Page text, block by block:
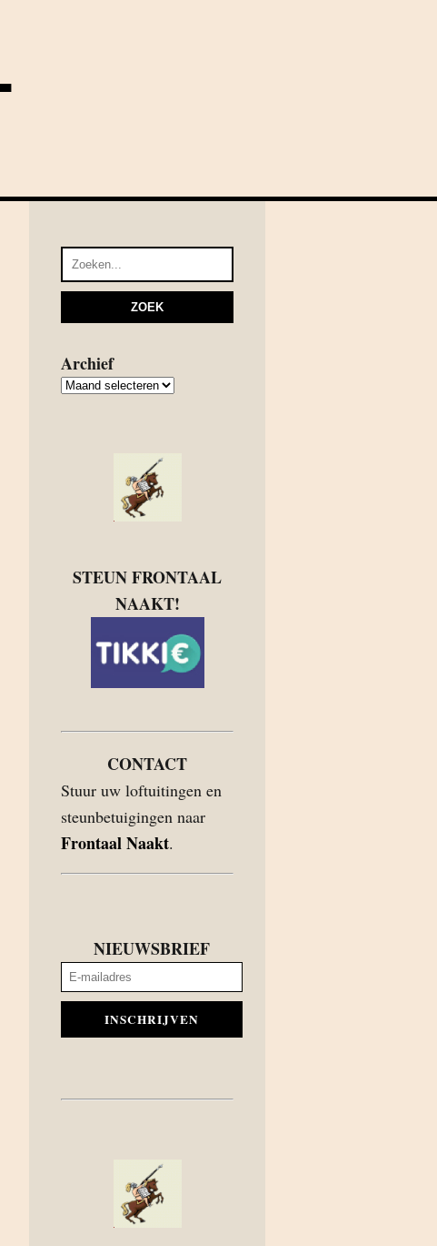
Archief
Archief
STEUN FRONTAAL
NAAKT!
CONTACT
Stuur uw loftuitingen en
steunbetuigingen naar
Frontaal Naakt.
NIEUWSBRIEF
INSCHRIJVEN